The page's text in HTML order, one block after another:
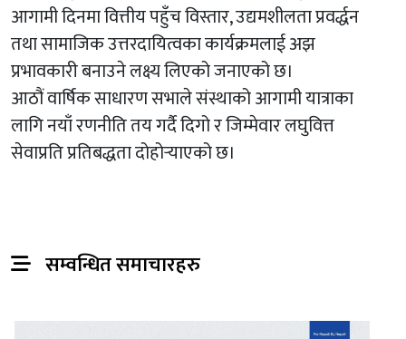
आगामी दिनमा वित्तीय पहुँच विस्तार, उद्यमशीलता प्रवर्द्धन
तथा सामाजिक उत्तरदायित्वका कार्यक्रमलाई अझ
प्रभावकारी बनाउने लक्ष्य लिएको जनाएको छ।
आठौं वार्षिक साधारण सभाले संस्थाको आगामी यात्राका
लागि नयाँ रणनीति तय गर्दै दिगो र जिम्मेवार लघुवित्त
सेवाप्रति प्रतिबद्धता दोहोर्‍याएको छ।
सम्वन्धित समाचारहरु